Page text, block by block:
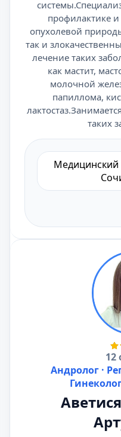
профилактике
опухолевой
так и
лечение таких
как мастит,
молочной
папиллома,
таких
Медицинский
12
Андролог ·